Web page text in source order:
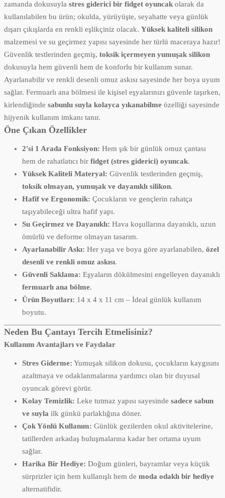
zamanda dokusuylastres giderici bir fidget oyuncak olarak da
kullanılabilen bu ürün; okulda, yürüyüşte, seyahatte veya günlük
dışarı çıkışlarda en renkli eşlikçiniz olacak.Yüksek kaliteli silikon
malzemesi ve su geçirmez yapısı sayesinde her türlü maceraya hazır!
Güvenlik testlerinden geçmiş,toksik içermeyen yumuşak silikon
dokusuyla hem güvenli hem de konforlu bir kullanım sunar.
Ayarlanabilir ve renkli desenli omuz askısı sayesinde her boya uyum
sağlar. Fermuarlı ana bölmesi ile kişisel eşyalarınızı güvenle taşırken,
kirlendiğindesabunlu suyla kolayca yıkanabilme özelliği sayesinde
hijyenik kullanım imkanı tanır.
Öne Çıkan Özellikler
2'si 1 Arada Fonksiyon: Hem şık bir günlük omuz çantası
hem de rahatlatıcı birfidget (stres giderici) oyuncak.
Yüksek Kaliteli Materyal: Güvenlik testlerinden geçmiş,
toksik olmayan, yumuşak ve dayanıklı silikon.
Hafif ve Ergonomik: Çocukların ve gençlerin rahatça
taşıyabileceği ultra hafif yapı.
Su Geçirmez ve Dayanıklı: Hava koşullarına dayanıklı, uzun
ömürlü ve deforme olmayan tasarım.
Ayarlanabilir Askı: Her yaşa ve boya göre ayarlanabilen,özel
desenli ve renkli omuz askısı.
Güvenli Saklama: Eşyaların dökülmesini engelleyen dayanıklı
fermuarlı ana bölme.
Ürün Boyutları: 14 x 4 x 11 cm – İdeal günlük kullanım
boyutu.
Neden Bu Çantayı Tercih Etmelisiniz?
Kullanım Avantajları ve Faydalar
Stres Giderme: Yumuşak silikon dokusu, çocukların kaygısını
azaltmaya ve odaklanmalarına yardımcı olan bir duyusal
oyuncak görevi görür.
Kolay Temizlik: Leke tutmaz yapısı sayesindesadece sabun
ve suyla ilk günkü parlaklığına döner.
Çok Yönlü Kullanım: Günlük gezilerden okul aktivitelerine,
tatillerden arkadaş buluşmalarına kadar her ortama uyum
sağlar.
Harika Bir Hediye: Doğum günleri, bayramlar veya küçük
sürprizler için hem kullanışlı hem demoda odaklı bir hediye
alternatifidir.